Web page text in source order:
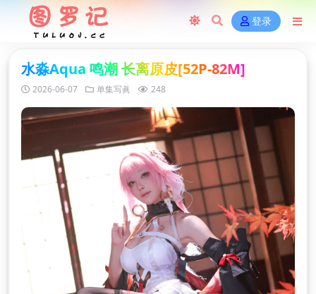
登录
水淼Aqua 鸣潮 长离原皮[52P-82M]
2026-06-07 单集写眞 248